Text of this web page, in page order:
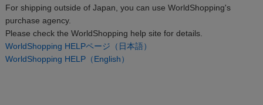
For shipping outside of Japan, you can use WorldShopping's
purchase agency.
Please check the WorldShopping help site for details.
WorldShopping HELPページ（日本語）
WorldShopping HELP（English）